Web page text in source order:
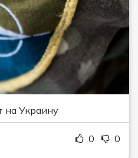
на Украину
0 0